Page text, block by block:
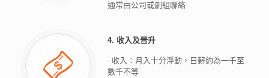
通常由公司或劇組聯絡
4. 收入及晉升
- 收入：月入十分浮動，日薪約為一千至
數千不等